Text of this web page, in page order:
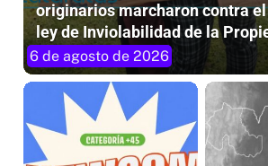
ley de Inviolabilidad de la
6 de agosto de 2026